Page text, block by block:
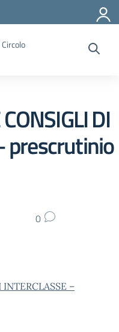
DI
prescrutinio
0
–